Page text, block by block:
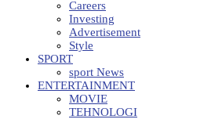
Careers
Investing
Advertisement
Style
SPORT
sport News
ENTERTAINMENT
MOVIE
TEHNOLOGI